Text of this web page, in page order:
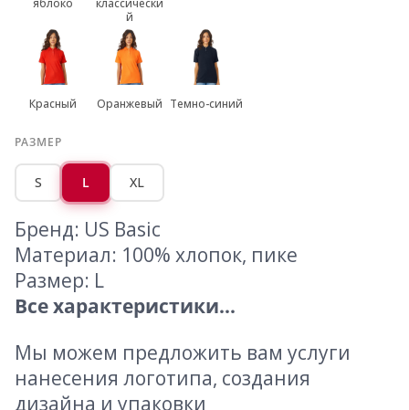
яблоко
классически
й
Красный Оранжевый Темно-синий
РАЗМЕР
S L XL
Бренд: US Basic
Материал: 100% хлопок, пике
Размер: L
Все характеристики...
Мы можем предложить вам услуги
нанесения логотипа, создания
дизайна и упаковки